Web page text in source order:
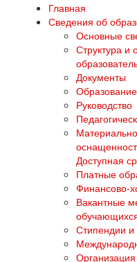
Главная
Сведения об
Основные
Структура и
Документы
Образование
Руководство
Доступная
Платные
Финансово-
Вакантные
Стипендии